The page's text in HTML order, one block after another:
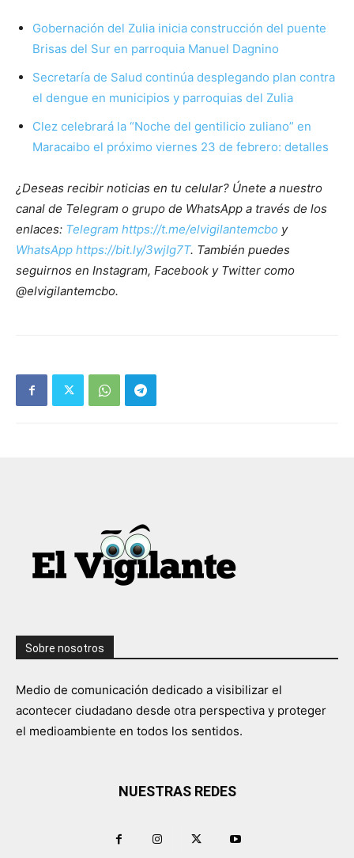
Gobernación del Zulia inicia construcción del puente
Brisas del Sur en parroquia Manuel Dagnino
Secretaría de Salud continúa desplegando plan contra
el dengue en municipios y parroquias del Zulia
Clez celebrará la “Noche del gentilicio zuliano” en
Maracaibo el próximo viernes 23 de febrero: detalles
¿Deseas recibir noticias en tu celular? Únete a nuestro
canal de Telegram o grupo de WhatsApp a través de los
enlaces: Telegram https://t.me/elvigilantemcbo y
WhatsApp https://bit.ly/3wjIg7T. También puedes
seguirnos en Instagram, Facebook y Twitter como
@elvigilantemcbo.
Sobre nosotros
Medio de comunicación dedicado a visibilizar el
acontecer ciudadano desde otra perspectiva y proteger
el medioambiente en todos los sentidos.
NUESTRAS REDES